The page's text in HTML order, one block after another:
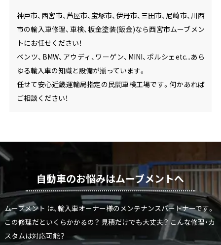
神戸市、西宮市、芦屋市、宝塚市、伊丹市、三田市、尼崎市、川西
市の輸入車修理、車検、板金塗装(鈑金)なら西宮市ムーブメン
トにお任せください！
ベンツ、BMW、アウディ、ワーゲン、MINI、ポルシェetc...あら
ゆる輸入車の知識と設備が揃っています。
任せて安心近畿運輸局指定の民間車検工場です。何かあれば
ご相談ください！
自動車のお悩みはムーブメントへ
ムーブメント は、輸入車オーナー様のメンテナンスパートナーです。
この修理だといくらかかるの？ 見積だけでも大丈夫？ こんな修理・カ
スタムは対応可能？